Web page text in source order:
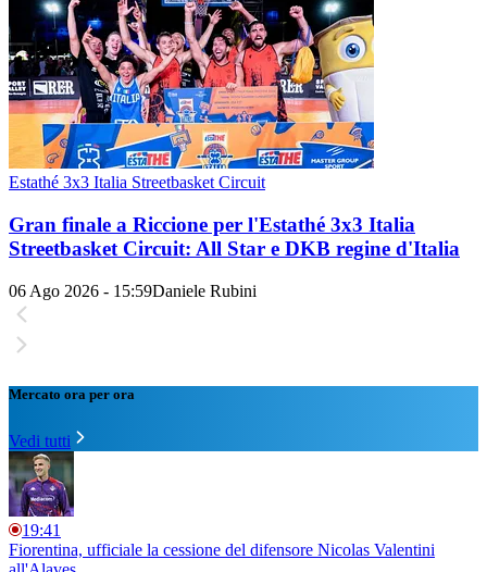
Estathé 3x3 Italia Streetbasket Circuit
Gran finale a Riccione per l'Estathé 3x3 Italia
Streetbasket Circuit: All Star e DKB regine d'Italia
06 Ago 2026 - 15:59Daniele Rubini
Mercato ora per ora
Vedi tutti
19:41
Fiorentina, ufficiale la cessione del difensore Nicolas Valentini